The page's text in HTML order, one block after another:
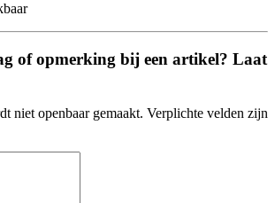
of opmerking bij een artikel? Laat
niet openbaar gemaakt. Verplichte velden zijn